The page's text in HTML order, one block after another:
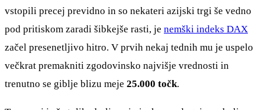
vstopili precej previdno in so nekateri azijski trgi še vedno
pod pritiskom zaradi šibkejše rasti, je nemški indeks DAX
začel presenetljivo hitro. V prvih nekaj tednih mu je uspelo
večkrat premakniti zgodovinsko najvišje vrednosti in
trenutno se giblje blizu meje 25.000 točk.